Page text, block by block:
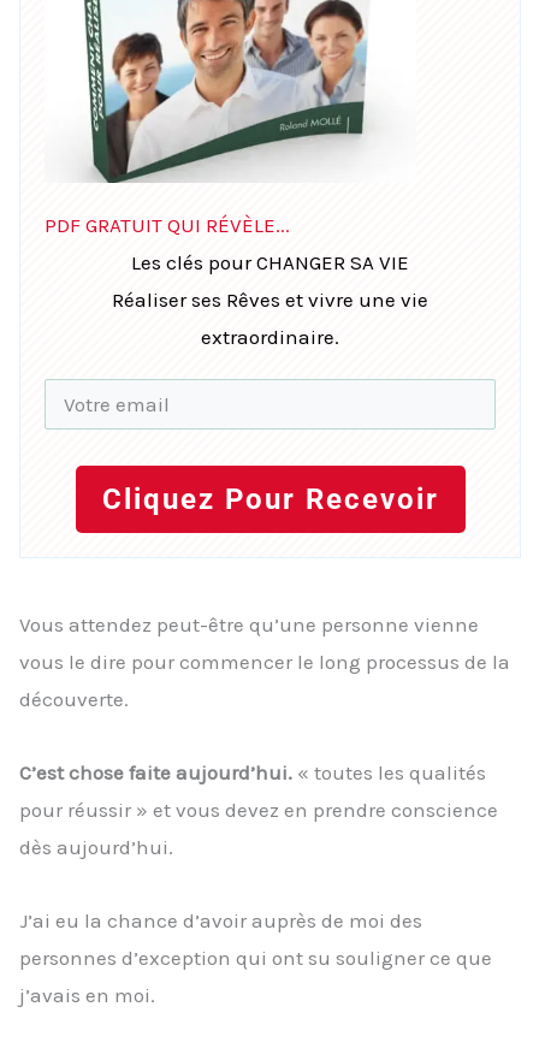
PDF GRATUIT QUI RÉVÈLE...
Les clés pour CHANGER SA VIE
Réaliser ses Rêves et vivre une vie
extraordinaire.
Cliquez Pour Recevoir
Vous attendez peut-être qu’une personne vienne
vous le dire pour commencer le long processus de la
découverte.
C’est chose faite aujourd’hui. « toutes les qualités
pour réussir » et vous devez en prendre conscience
dès aujourd’hui.
J’ai eu la chance d’avoir auprès de moi des
personnes d’exception qui ont su souligner ce que
j’avais en moi.